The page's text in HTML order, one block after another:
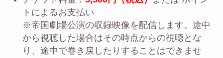
トによるお支払い
※帝国劇場公演の収録映像を配信します。途中
から視聴した場合はその時点からの視聴とな
り、途中で巻き戻したりすることはできませ